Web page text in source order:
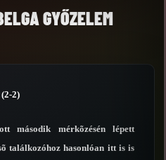
GYŐZELEM
2)
második mérkõzésén lépett
találkozóhoz hasonlóan itt is is